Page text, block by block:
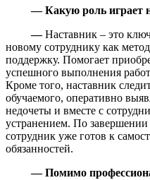
—Какую роль играет
—Наставник – это
новому сотруднику как
поддержку. Помогает
успешного выполнения
Кроме того, наставник
обучаемого, оперативно
недочеты и вместе с
устранением. По
сотрудник уже готов к
обязанностей.
—Помимо